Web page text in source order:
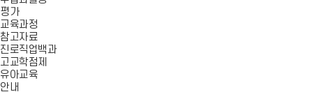
평가
교육과정
참고자료
진로직업백과
고교학점제
유아교육
안내